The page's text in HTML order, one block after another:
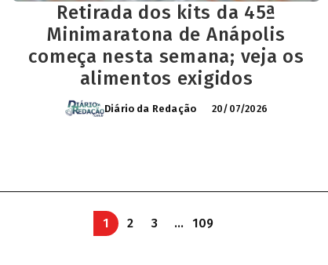
Retirada dos kits da 45ª
Minimaratona de Anápolis
começa nesta semana; veja os
alimentos exigidos
Diário da Redação 20/07/2026
1 2 3 … 109